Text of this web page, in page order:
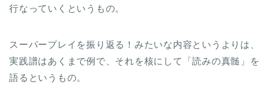
行なっていくというもの。
スーパープレイを振り返る！みたいな内容というよりは、
実践譜はあくまで例で、それを核にして「読みの真髄」を
語るというもの。